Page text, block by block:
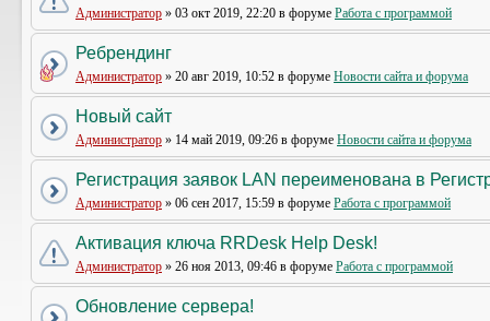
Администратор » 03 окт 2019, 22:20 в форуме Работа с программой
Ребрендинг
Администратор » 20 авг 2019, 10:52 в форуме Новости сайта и форума
Новый сайт
Администратор » 14 май 2019, 09:26 в форуме Новости сайта и форума
Регистрация заявок LAN переименована в
Администратор » 06 сен 2017, 15:59 в форуме Работа с программой
Активация ключа RRDesk Help Desk!
Администратор » 26 ноя 2013, 09:46 в форуме Работа с программой
Обновление сервера!